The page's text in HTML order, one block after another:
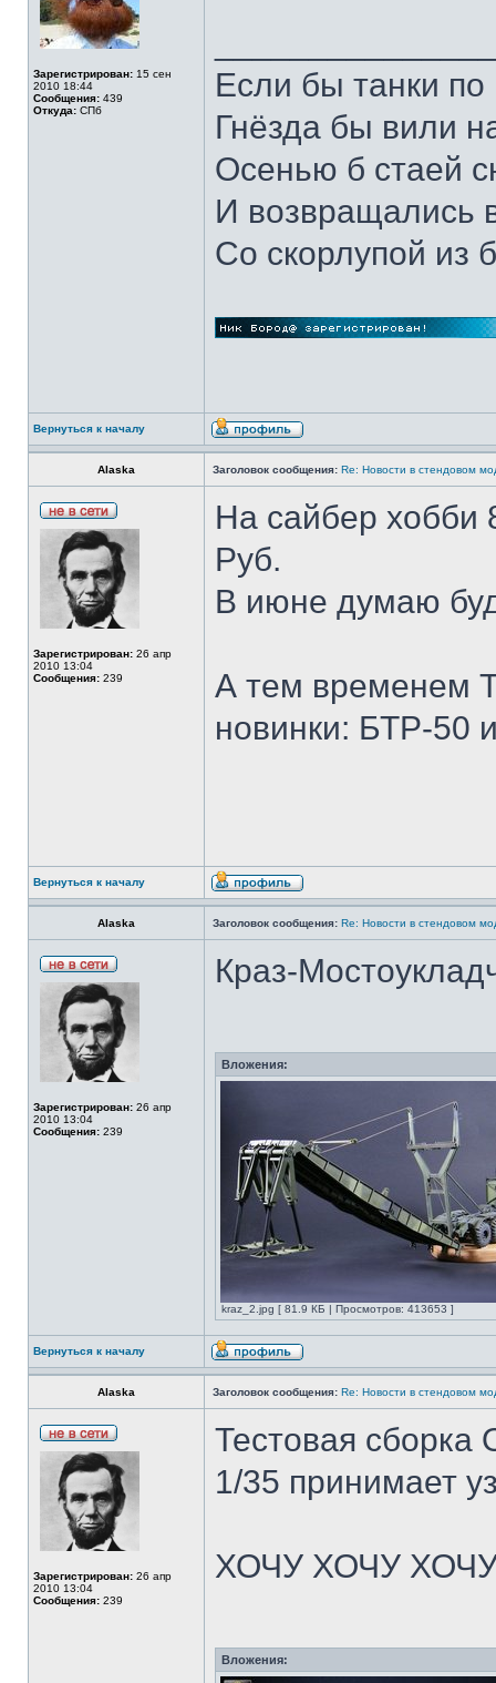
Зарегистрирован: 15 сен
2010 18:44
Сообщения: 439
Откуда: СПб
Если бы танки по
Гнёзда бы вили
Осенью б стаей
И возвращались
Со скорлупой из
Вернуться к началу
Alaska Заголовок сообщения: Re: Новости в стендовом
Зарегистрирован: 26 апр
2010 13:04
Сообщения: 239
На сайбер хобби
Руб.
В июне думаю
А тем временем
новинки: БТР-50
Вернуться к началу
Alaska Заголовок сообщения: Re: Новости в стендовом
Зарегистрирован: 26 апр
2010 13:04
Сообщения: 239
Краз-
Вложения:
kraz_2.jpg [ 81.9 КБ | Просмотров: 413653 ]
Вернуться к началу
Alaska Заголовок сообщения: Re: Новости в стендовом
Зарегистрирован: 26 апр
2010 13:04
Сообщения: 239
Тестовая сборка
1/35 принимает
ХОЧУ ХОЧУ
Вложения: